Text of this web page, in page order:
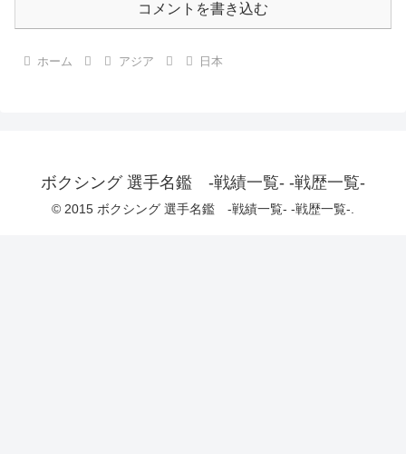
コメントを書き込む
ホーム アジア 日本
ボクシング 選手名鑑 -戦績一覧- -戦歴一覧-
© 2015 ボクシング 選手名鑑 -戦績一覧- -戦歴一覧-.